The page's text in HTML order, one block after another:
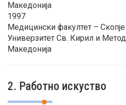
Македонија
1997
Медицински факултет – Скопје
Универзитет Св. Кирил и
Македонија
2. Работно искуство